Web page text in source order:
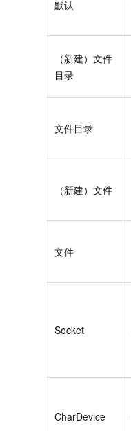
默认
（新建）文件
目录
文件目录
（新建）文件
文件
Socket
CharDevice